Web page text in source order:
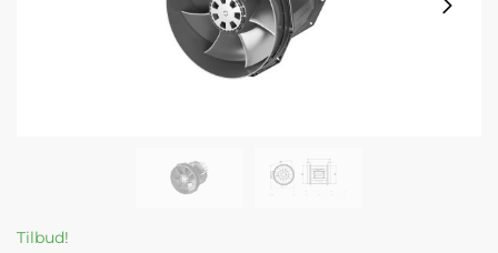
Tilbud!